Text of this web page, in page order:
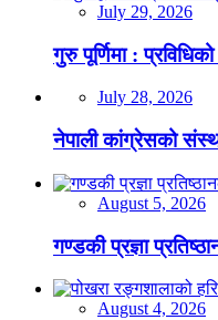
July 29, 2026
गुरु पूर्णिमा :
July 28, 2026
नेपाली कांग्रेसको
August 5, 2026
गण्डकी प्रज्ञा
August 4, 2026